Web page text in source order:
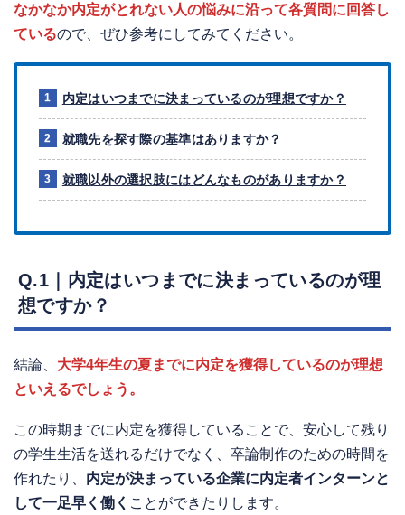
なかなか内定がとれない人の悩みに沿って各質問に回答し
ているので、ぜひ参考にしてみてください。
内定はいつまでに決まっているのが理想ですか？
就職先を探す際の基準はありますか？
就職以外の選択肢にはどんなものがありますか？
Q.1｜内定はいつまでに決まっているのが理
想ですか？
結論、 大学4年生の夏までに内定を獲得しているのが理想
といえるでしょう。
この時期までに内定を獲得していることで、安心して残り
の学生生活を送れるだけでなく、卒論制作のための時間を
作れたり、 内定が決まっている企業に内定者インターンと
して一足早く働く ことができたりします。